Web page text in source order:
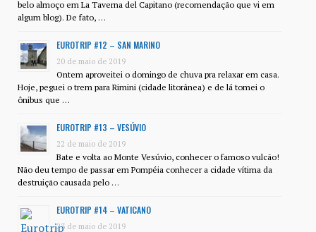
belo almoço em La Taverna del Capitano (recomendação que vi em
algum blog). De fato, …
EUROTRIP #12 – SAN MARINO
20 de maio de 2019
Ontem aproveitei o domingo de chuva pra relaxar em casa.
Hoje, peguei o trem para Rimini (cidade litorânea) e de lá tomei o
ônibus que …
EUROTRIP #13 – VESÚVIO
22 de maio de 2019
Bate e volta ao Monte Vesúvio, conhecer o famoso vulcão!
Não deu tempo de passar em Pompéia conhecer a cidade vítima da
destruição causada pelo …
EUROTRIP #14 – VATICANO
23 de maio de 2019